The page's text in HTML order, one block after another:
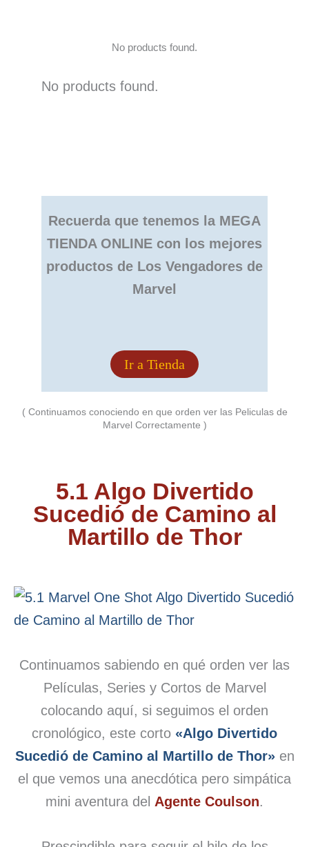
No products found.
No products found.
Recuerda que tenemos la MEGA
TIENDA ONLINE con los mejores
productos de Los Vengadores de
Marvel
Ir a Tienda
( Continuamos conociendo en que orden ver las Peliculas de
Marvel Correctamente )
5.1 Algo Divertido
Sucedió de Camino al
Martillo de Thor
Continuamos sabiendo en qué orden ver las
Películas, Series y Cortos de Marvel
colocando aquí, si seguimos el orden
cronológico, este corto «Algo Divertido
Sucedió de Camino al Martillo de Thor»en
el que vemos una anecdótica pero simpática
mini aventura del Agente Coulson.